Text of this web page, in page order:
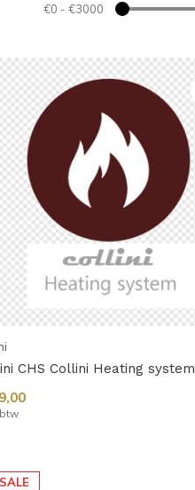
€0 - €3000
CHS Collini Heating system
SALE